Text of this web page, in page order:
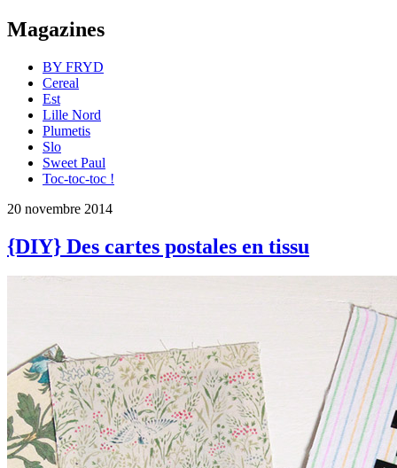
Magazines
BY FRYD
Cereal
Est
Lille Nord
Plumetis
Slo
Sweet Paul
Toc-toc-toc !
20 novembre 2014
{DIY} Des cartes postales en tissu